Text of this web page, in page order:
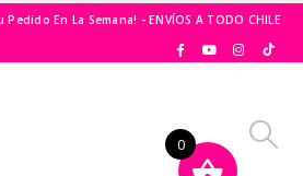
En La Semana! - ENVÍOS A TODO CHILE
0